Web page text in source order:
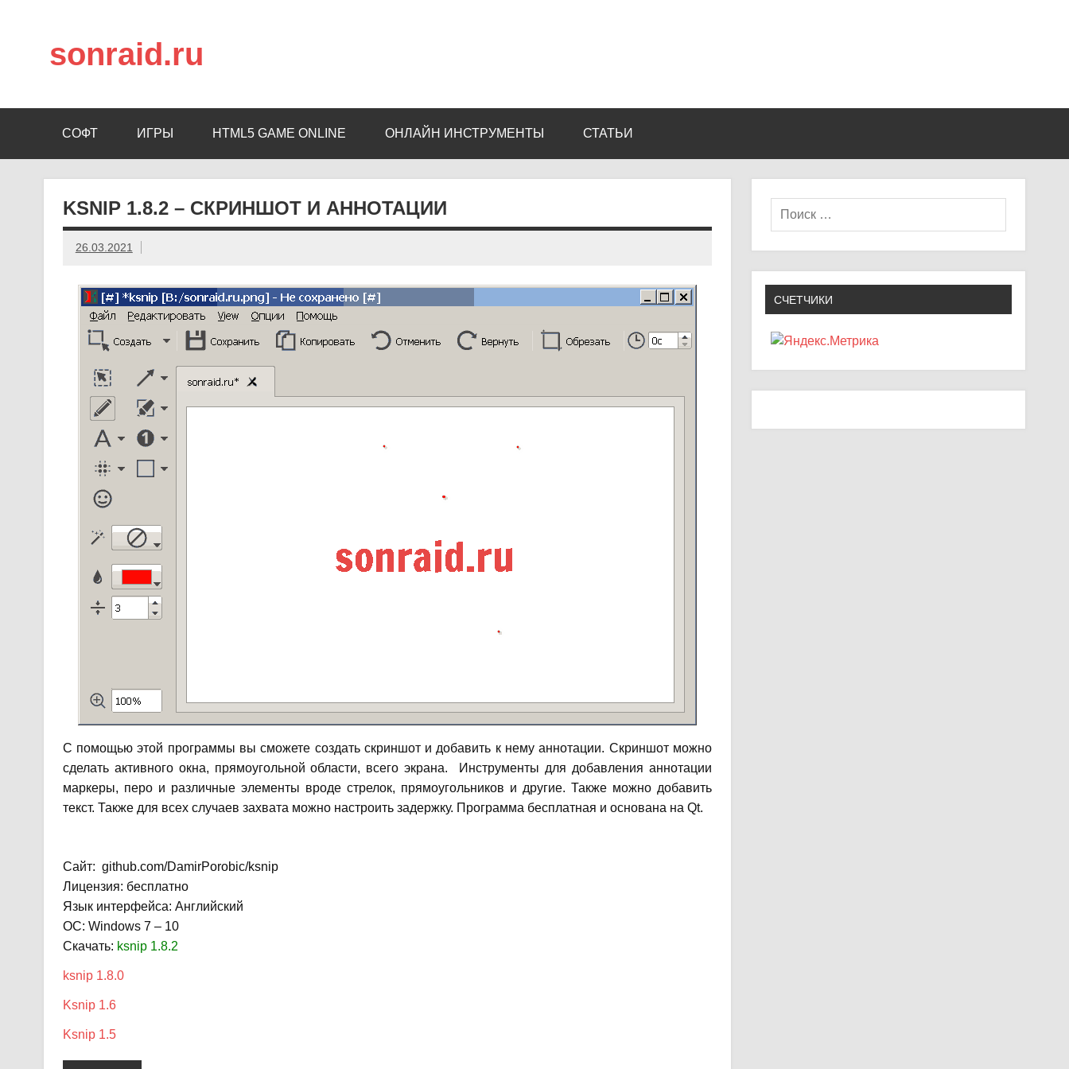
sonraid.ru
СОФТ ИГРЫ HTML5 GAME ONLINE ОНЛАЙН ИНСТРУМЕНТЫ СТАТЬИ
KSNIP 1.8.2 – СКРИНШОТ И АННОТАЦИИ
26.03.2021
С помощью этой программы вы сможете создать скриншот и добавить к нему аннотации. Скриншот можно
сделать активного окна, прямоугольной области, всего экрана. Инструменты для добавления аннотации
маркеры, перо и различные элементы вроде стрелок, прямоугольников и другие. Также можно добавить
текст. Также для всех случаев захвата можно настроить задержку. Программа бесплатная и основана на Qt.
Сайт: github.com/DamirPorobic/ksnip
Лицензия: бесплатно
Язык интерфейса: Английский
ОС: Windows 7 – 10
Скачать: ksnip 1.8.2
ksnip 1.8.0
Ksnip 1.6
Ksnip 1.5
СЧЕТЧИКИ